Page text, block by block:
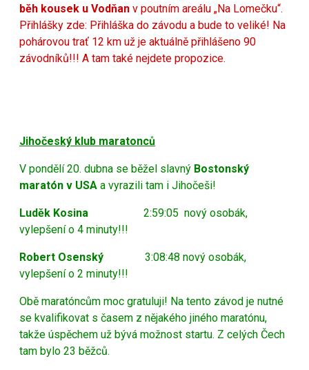
běh kousek u Vodňan v poutním areálu „Na Lomečku“.
Přihlášky zde: Přihláška do závodu a bude to veliké! Na
pohárovou trať 12 km už je aktuálně přihlášeno 90
závodníků!!! A tam také nejdete propozice.
Jihočeský klub maratonců
V pondělí 20. dubna se běžel slavný Bostonský
maratón v USA a vyrazili tam i Jihočeši!
Luděk Kosina 2:59:05 nový osobák,
vylepšení o 4 minuty!!!
Robert Osenský 3:08:48 nový osobák,
vylepšení o 2 minuty!!!
Obě maratóncům moc gratuluji! Na tento závod je nutné
se kvalifikovat s časem z nějakého jiného maratónu,
takže úspěchem už bývá možnost startu. Z celých Čech
tam bylo 23 běžců.